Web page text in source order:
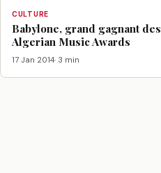
CULTURE
Babylone, grand gagnant des
Algerian Music Awards
17 Jan 2014· 3 min